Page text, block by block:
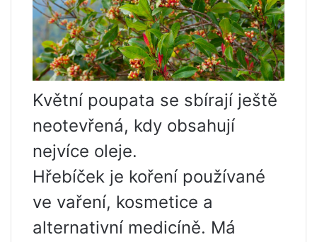
Květní poupata se sbírají ještě
neotevřená, kdy obsahují
nejvíce oleje.
Hřebíček je koření používané
ve vaření, kosmetice a
alternativní medicíně. Má